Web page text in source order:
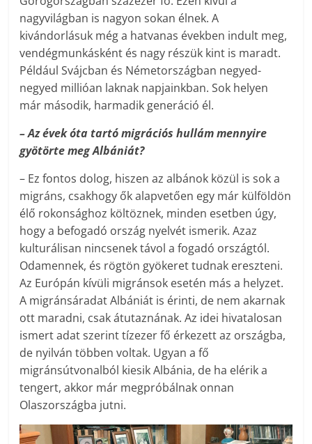
nagyvilágban is nagyon sokan élnek. A
kivándorlásuk még a hatvanas években indult meg,
vendégmunkásként és nagy részük kint is maradt.
Például Svájcban és Németországban negyed-
negyed millióan laknak napjainkban. Sok helyen
már második, harmadik generáció él.
– Az évek óta tartó migrációs hullám mennyire
gyötörte meg Albániát?
– Ez fontos dolog, hiszen az albánok közül is sok a
migráns, csakhogy ők alapvetően egy már külföldön
élő rokonsághoz költöznek, minden esetben úgy,
hogy a befogadó ország nyelvét ismerik. Azaz
kulturálisan nincsenek távol a fogadó országtól.
Odamennek, és rögtön gyökeret tudnak ereszteni.
Az Európán kívüli migránsok esetén más a helyzet.
A migránsáradat Albániát is érinti, de nem akarnak
ott maradni, csak átutaznának. Az idei hivatalosan
ismert adat szerint tízezer fő érkezett az országba,
de nyilván többen voltak. Ugyan a fő
migránsútvonalból kiesik Albánia, de ha elérik a
tengert, akkor már megpróbálnak onnan
Olaszországba jutni.